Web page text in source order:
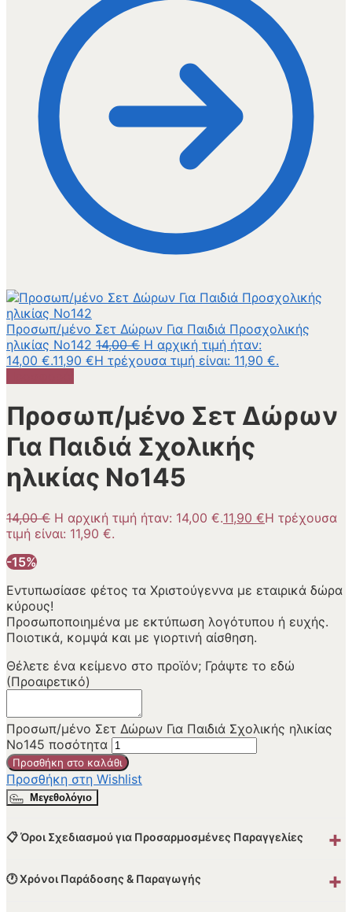
Προσωπ/μένο Σετ Δώρων Για Παιδιά Προσχολικής
ηλικίας Νο142 14,00€ Η αρχική τιμή ήταν:
14,00 €.11,90 €Η τρέχουσα τιμή είναι: 11,90 €.
Προσωπ/μένο Σετ Δώρων
Για Παιδιά Σχολικής
ηλικίας Νο145
14,00€ Η αρχική τιμή ήταν: 14,00 €.11,90 €Η τρέχουσα
τιμή είναι: 11,90 €.
-15%
Εντυπωσίασε φέτος τα Χριστούγεννα με εταιρικά δώρα
κύρους!
Προσωποποιημένα με εκτύπωση λογότυπου ή ευχής.
Ποιοτικά, κομψά και με γιορτινή αίσθηση.
Θέλετε ένα κείμενο στο προϊόν; Γράψτε το εδώ
(Προαιρετικό)
Προσωπ/μένο Σετ Δώρων Για Παιδιά Σχολικής ηλικίας
Νο145 ποσότητα
Προσθήκη στο καλάθι
Προσθήκη στη Wishlist
Μεγεθολόγιο
📋 Όροι Σχεδιασμού για Προσαρμοσμένες Παραγγελίες +
🕐 Χρόνοι Παράδοσης & Παραγωγής +